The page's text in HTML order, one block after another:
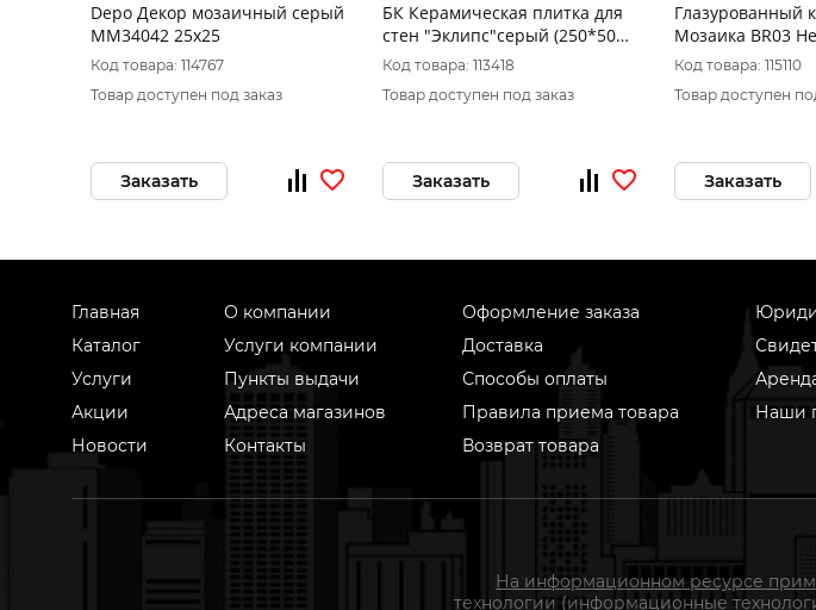
Depo Декор мозаичный серый
MM34042 25х25
Код товара: 114767
Товар доступен под заказ
Заказать
БК Керамическая плитка для
стен "Эклипс"серый (250*500)
1сорт
Код товара: 113418
Товар доступен под заказ
Заказать
Глазурованный
Мозаика BR03
25x28,5 непол.
характеристики)
Код товара: 115110
Товар доступен
Заказать
Главная
Каталог
Услуги
Акции
Новости
О компании
Услуги компании
Пункты выдачи
Адреса магазинов
Контакты
Оформление заказа
Доставка
Способы оплаты
Правила приема товара
Возврат товара
Наши
На информационном ресурсе
технологии (информационные